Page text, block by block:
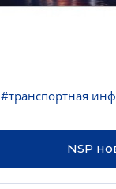
#транспортная
NSP